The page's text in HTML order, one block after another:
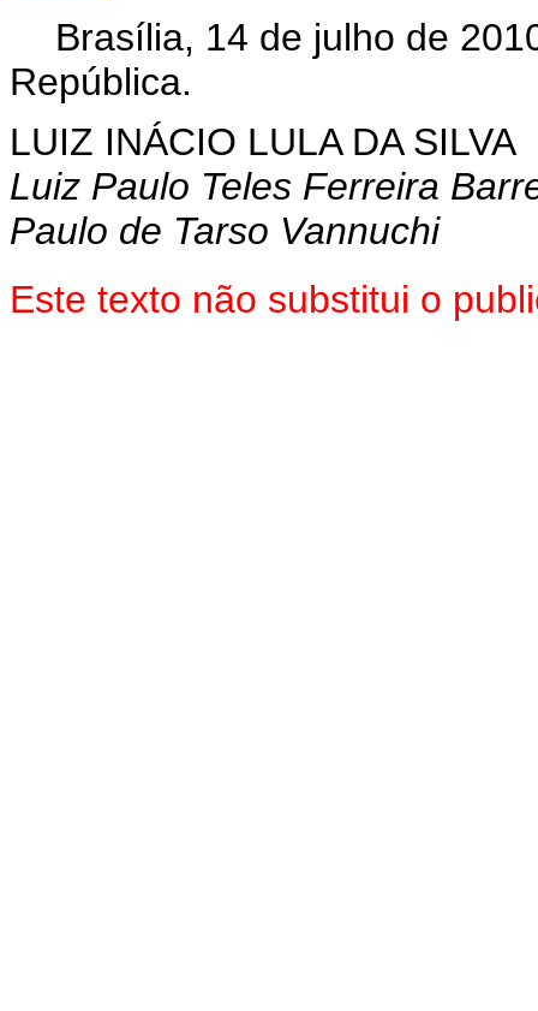
Brasília, 14 de julho de
República.
LUIZ INÁCIO LULA DA SILVA
Luiz Paulo Teles Ferreira
Paulo de Tarso Vannuchi
Este texto não substitui o